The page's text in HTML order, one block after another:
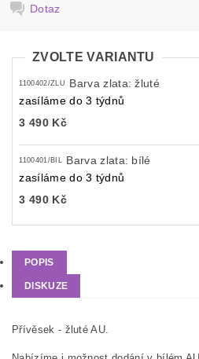
Dotaz
ZVOLTE VARIANTU
1100402/ZLU
Barva zlata: žluté
zasíláme do 3 týdnů
3 490 Kč
1100401/BIL
Barva zlata: bílé
zasíláme do 3 týdnů
3 490 Kč
POPIS
DISKUZE
Přívěsek - žluté AU.